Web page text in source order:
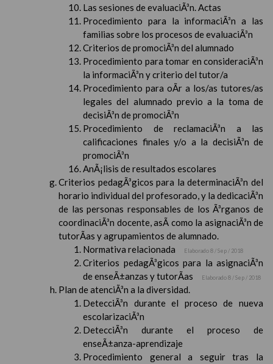
Las sesiones de evaluaciÃ³n. Actas
Procedimiento para la informaciÃ³n a las
familias sobre los procesos de evaluaciÃ³n
Criterios de promociÃ³n del alumnado
Procedimiento para tomar en consideraciÃ³n
la informaciÃ³n y criterio del tutor/a
Procedimiento para oÃ­r a los/as tutores/as
legales del alumnado previo a la toma de
decisiÃ³n de promociÃ³n
Procedimiento de reclamaciÃ³n a las
calificaciones finales y/o a la decisiÃ³n de
promociÃ³n
AnÃ¡lisis de resultados escolares
Criterios pedagÃ³gicos para la determinaciÃ³n del
horario individual del profesorado, y la dedicaciÃ³n
de las personas responsables de los Ã³rganos de
coordinaciÃ³n docente, asÃ­ como la asignaciÃ³n de
tutorÃ­as y agrupamientos de alumnado.
Normativa relacionada
Elaborado 8 / Sep / 2018
Criterios pedagÃ³gicos para la asignaciÃ³n
de enseÃ±anzas y tutorÃ­as
Elaborado 8 / Sep / 2018
Plan de atenciÃ³n a la diversidad.
DetecciÃ³n durante el proceso de nueva
escolarizaciÃ³n
DetecciÃ³n durante el proceso de
enseÃ±anza-aprendizaje
Procedimiento general a seguir tras la